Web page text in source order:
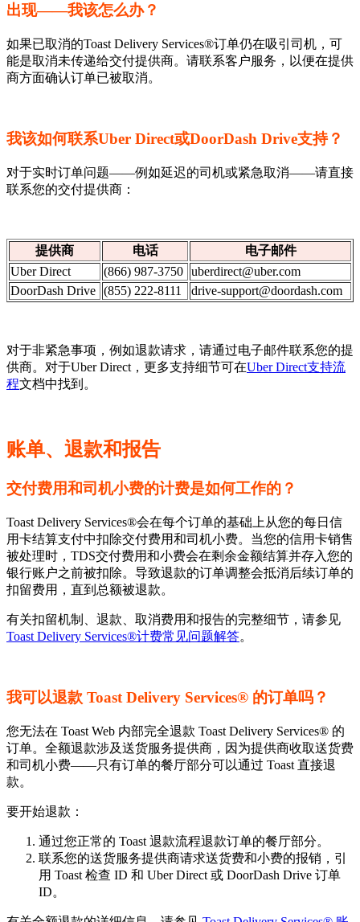
出现——我该怎么办？
如果已取消的Toast Delivery Services®订单仍在吸引司机，可
能是取消未传递给交付提供商。请联系客户服务，以便在提供
商方面确认订单已被取消。
我该如何联系Uber Direct或DoorDash Drive支持？
对于实时订单问题——例如延迟的司机或紧急取消——请直接
联系您的交付提供商：
提供商 电话
电子邮件
Uber Direct
(866) 987-3750 uberdirect@uber.com
DoorDash Drive (855) 222-8111 drive-support@doordash.com
对于非紧急事项，例如退款请求，请通过电子邮件联系您的提
供商。对于Uber Direct，更多支持细节可在Uber Direct支持流
程文档中找到。
账单、退款和报告
交付费用和司机小费的计费是如何工作的？
Toast Delivery Services®会在每个订单的基础上从您的每日信
用卡结算支付中扣除交付费用和司机小费。当您的信用卡销售
被处理时，TDS交付费用和小费会在剩余金额结算并存入您的
银行账户之前被扣除。导致退款的订单调整会抵消后续订单的
扣留费用，直到总额被退款。
有关扣留机制、退款、取消费用和报告的完整细节，请参见
Toast Delivery Services®计费常见问题解答。
我可以退款 Toast Delivery Services® 的订单吗？
您无法在 Toast Web 内部完全退款 Toast Delivery Services® 的
订单。全额退款涉及送货服务提供商，因为提供商收取送货费
和司机小费——只有订单的餐厅部分可以通过 Toast 直接退
款。
要开始退款：
通过您正常的 Toast 退款流程退款订单的餐厅部分。
联系您的送货服务提供商请求送货费和小费的报销，引
用 Toast 检查 ID 和 Uber Direct 或 DoorDash Drive 订单
ID。